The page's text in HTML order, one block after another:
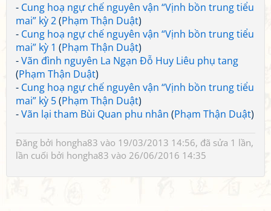
- Cung hoạ ngự chế nguyên vận “Vịnh bồn trung tiểu
mai” kỳ 2(Phạm Thận Duật)
- Cung hoạ ngự chế nguyên vận “Vịnh bồn trung tiểu
mai” kỳ 1 (Phạm Thận Duật)
-Vãn đình nguyên La Ngạn Đỗ Huy Liêu phụ tang
(Phạm Thận Duật)
- Cung hoạ ngự chế nguyên vận “Vịnh bồn trung tiểu
mai” kỳ 5(Phạm Thận Duật)
-Vãn lại tham Bùi Quan phu nhân (Phạm Thận Duật)
Đăng bởi hongha83 vào 19/03/2013 14:56, đã sửa 1 lần,
lần cuối bởi hongha83 vào 26/06/2016 14:35